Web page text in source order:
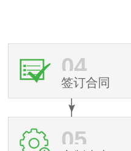
04
签订合同
05